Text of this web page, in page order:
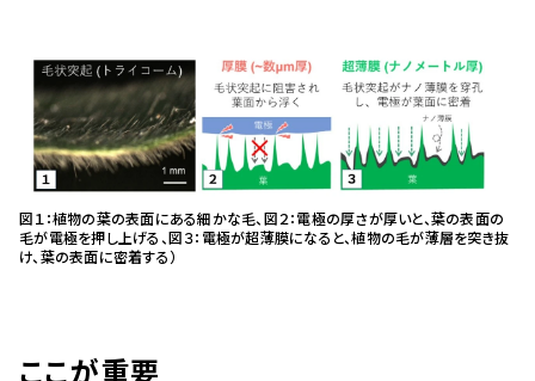
図１：植物の葉の表面にある細かな毛、図２：電極の厚さが厚いと、葉の表面の
毛が電極を押し上げる、図３：電極が超薄膜になると、植物の毛が薄層を突き抜
け、葉の表面に密着する）
ここが重要